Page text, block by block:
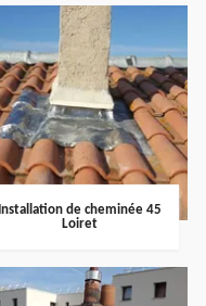
Installation de cheminée 45
Loiret